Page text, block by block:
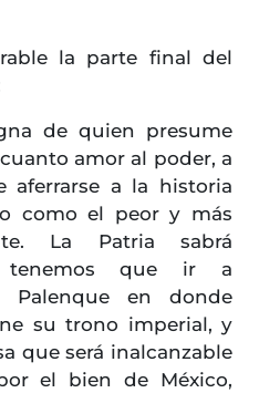
la parte final del
de quien presume
amor al poder, a
aferrarse a la historia
como el peor y más
La Patria sabrá
tenemos que ir a
Palenque en donde
su trono imperial, y
que será inalcanzable
el bien de México,